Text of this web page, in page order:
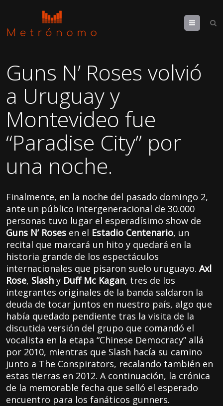
Menu
Guns N’ Roses volvió
a Uruguay y
Montevideo fue
“Paradise City” por
una noche.
Finalmente, en la noche del pasado domingo 2,
ante un público intergeneracional de 30.000
personas tuvo lugar el esperadísimo show de
Guns N’ Roses en el Estadio Centenario, un
recital que marcará un hito y quedará en la
historia grande de los espectáculos
internacionales que pisaron suelo uruguayo.Axl
Rose, Slash y Duff Mc Kagan, tres de los
integrantes originales de la banda saldaron la
deuda de tocar juntos en nuestro país, algo que
había quedado pendiente tras la visita de la
discutida versión del grupo que comandó el
vocalista en la etapa “Chinese Democracy” allá
por 2010, mientras que Slash hacía su camino
junto a The Conspirators, recalando también en
estas tierras en 2012. A continuación, la crónica
de la memorable fecha que selló el esperado
encuentro para los fanáticos gunners.